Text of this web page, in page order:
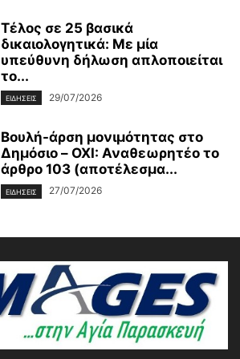
Τέλος σε 25 βασικά
δικαιολογητικά: Με μία
υπεύθυνη δήλωση απλοποιείται
το...
ΕΙΔΗΣΕΙΣ 29/07/2026
Βουλή-άρση μονιμότητας στο
Δημόσιο – OXI: Αναθεωρητέο το
άρθρο 103 (αποτέλεσμα...
ΕΙΔΗΣΕΙΣ 27/07/2026